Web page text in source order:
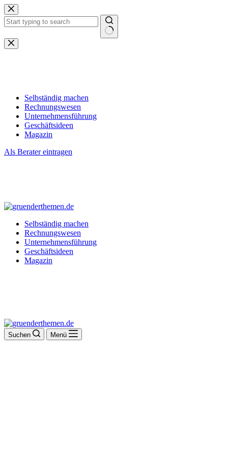
Zum
Inhalt
springen
Keine
Ergebnisse
Selbständig machen
Rechnungswesen
Unternehmensführung
Geschäftsideen
Magazin
Als Berater eintragen
Selbständig machen
Rechnungswesen
Unternehmensführung
Geschäftsideen
Magazin
Suchen Menü